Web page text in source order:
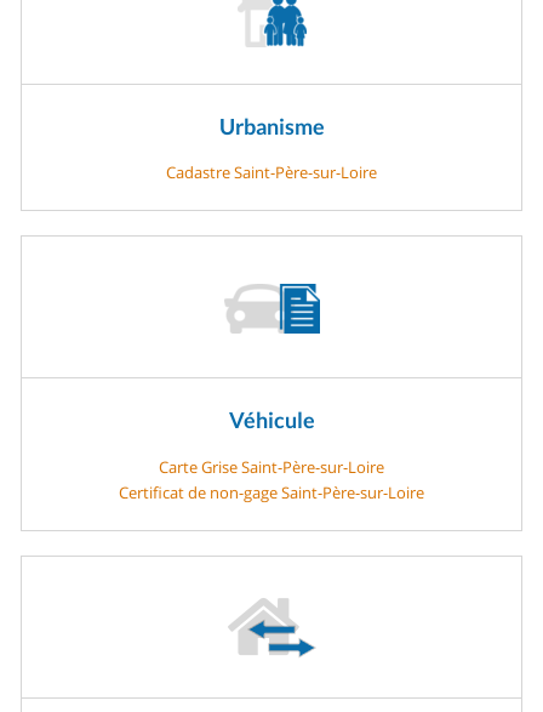
Urbanisme
Cadastre Saint-Père-sur-Loire
Véhicule
Carte Grise Saint-Père-sur-Loire
Certificat de non-gage Saint-Père-sur-Loire